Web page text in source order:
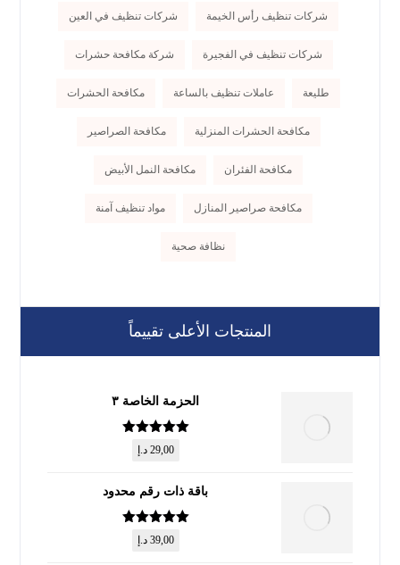
شركات تنظيف رأس الخيمة شركات تنظيف في العين
شركات تنظيف في الفجيرة شركة مكافحة حشرات
طليعة عاملات تنظيف بالساعة مكافحة الحشرات
مكافحة الحشرات المنزلية مكافحة الصراصير
مكافحة الفئران مكافحة النمل الأبيض
مكافحة صراصير المنازل مواد تنظيف آمنة
نظافة صحية
المنتجات الأعلى تقييماً
الحزمة الخاصة ٣
تم التقييم
من 5
29,00 د.إ
باقة ذات رقم محدود
تم التقييم
من 5
39,00 د.إ